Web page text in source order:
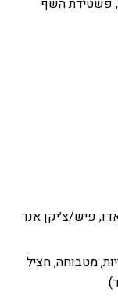
פיש/צ׳יקן אנד
פטריות, מטבוחה, חציל